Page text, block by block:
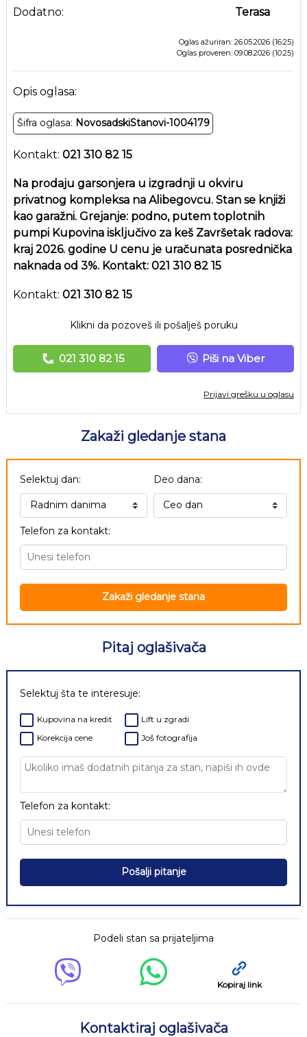
Dodatno:
Terasa
Oglas ažuriran: 26.05.2026 (16:25)
Oglas proveren: 09.08.2026 (10:25)
Opis oglasa:
Šifra oglasa: NovosadskiStanovi-1004179
Kontakt: 021 310 82 15
Na prodaju garsonjera u izgradnji u okviru
privatnog kompleksa na Alibegovcu. Stan se knjiži
kao garažni. Grejanje: podno, putem toplotnih
pumpi Kupovina isključivo za keš Završetak radova:
kraj 2026. godine U cenu je uračunata posrednička
naknada od 3%. Kontakt: 021 310 82 15
Kontakt: 021 310 82 15
Klikni da pozoveš ili pošalješ poruku
021 310 82 15 Piši na Viber
Prijavi grešku u oglasu
Zakaži gledanje stana
Selektuj dan: Deo dana:
Telefon za kontakt:
Zakaži gledanje stana
Pitaj oglašivača
Selektuj šta te interesuje:
Kupovina na kredit
Korekcija cene
Lift u zgradi
Još fotografija
Telefon za kontakt:
Pošalji pitanje
Podeli stan sa prijateljima
Kopiraj link
Kontaktiraj oglašivača